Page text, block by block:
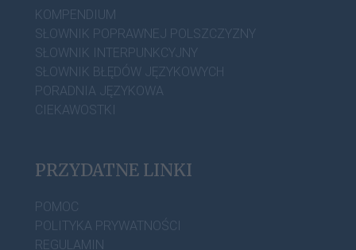
KOMPENDIUM
SŁOWNIK POPRAWNEJ POLSZCZYZNY
SŁOWNIK INTERPUNKCYJNY
SŁOWNIK BŁĘDÓW JĘZYKOWYCH
PORADNIA JĘZYKOWA
CIEKAWOSTKI
PRZYDATNE LINKI
POMOC
POLITYKA PRYWATNOŚCI
REGULAMIN